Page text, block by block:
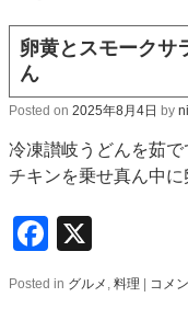
卵黄とスモークサ
ん
Posted on 2025年8月4日 by
冷凍讃岐うどんを茹
チキンを乗せ真ん中
Facebook
Posted in グルメ , 料理 コメ